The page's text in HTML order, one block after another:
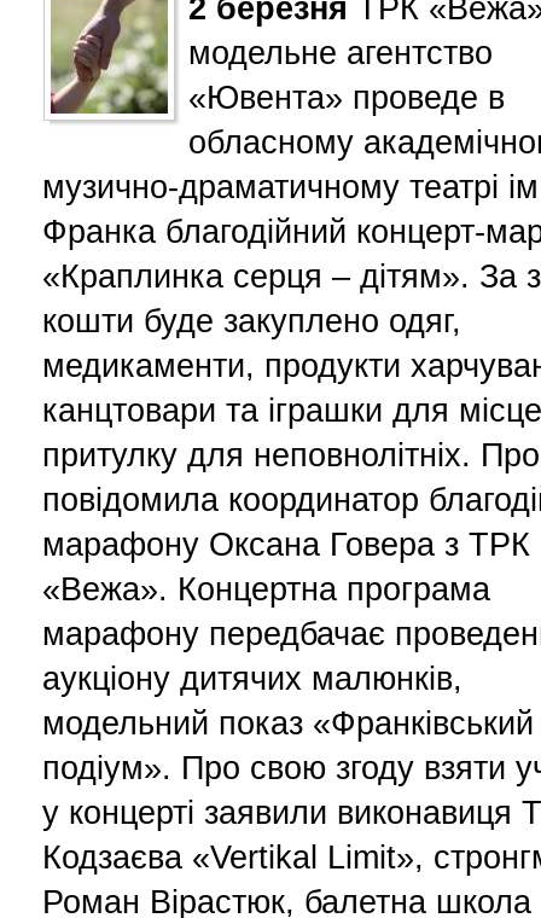
2 березня ТРК
модельне агентство
«Ювента» проведе в
обласному
музично-драматичному театрі
Франка благодійний концерт-
«Краплинка серця – дітям». За
кошти буде закуплено одяг,
медикаменти, продукти
канцтовари та іграшки для
притулку для неповнолітніх.
повідомила координатор
марафону Оксана Говера з ТРК
«Вежа». Концертна програма
марафону передбачає
аукціону дитячих малюнків,
модельний показ «Франківський
подіум». Про свою згоду взяти
у концерті заявили виконавиця
Кодзаєва «Vertikal Limit»,
Роман Вірастюк, балетна школа